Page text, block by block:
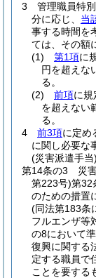
3
管理職員特
分に応じ、 当
事する時間を
ては、その額
(1)
第1項に
円を超えな
る。
(2)
前項に
を超えない
る。
4
前3項に定め
に関し必要な
(災害派遣手当)
第14条の3
災
第223号)第32
のための措置
(同法第183条
フルエンザ等
の8において
復興に関する
定する職員で
ことを要する